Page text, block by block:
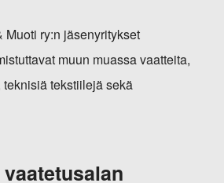
Muoti ry:n jäsenyritykset
muun muassa vaatteita,
tekstiilejä sekä